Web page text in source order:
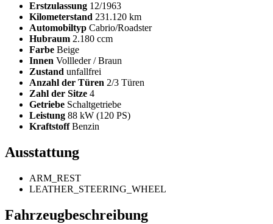
Erstzulassung 12/1963
Kilometerstand 231.120 km
Automobiltyp Cabrio/Roadster
Hubraum 2.180 ccm
Farbe Beige
Innen Vollleder / Braun
Zustand unfallfrei
Anzahl der Türen 2/3 Türen
Zahl der Sitze 4
Getriebe Schaltgetriebe
Leistung 88 kW (120 PS)
KraftstoffBenzin
Ausstattung
ARM_REST
LEATHER_STEERING_WHEEL
Fahrzeugbeschreibung